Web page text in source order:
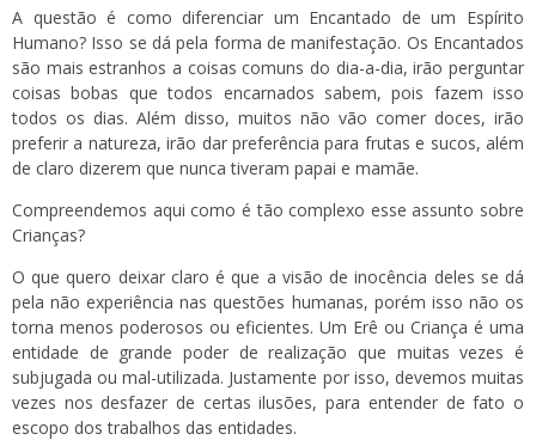
A questão é como diferenciar um Encantado de um Espírito
Humano? Isso se dá pela forma de manifestação. Os Encantados
são mais estranhos a coisas comuns do dia-a-dia, irão perguntar
coisas bobas que todos encarnados sabem, pois fazem isso
todos os dias. Além disso, muitos não vão comer doces, irão
preferir a natureza, irão dar preferência para frutas e sucos, além
de claro dizerem que nunca tiveram papai e mamãe.
Compreendemos aqui como é tão complexo esse assunto sobre
Crianças?
O que quero deixar claro é que a visão de inocência deles se dá
pela não experiência nas questões humanas, porém isso não os
torna menos poderosos ou eficientes. Um Erê ou Criança é uma
entidade de grande poder de realização que muitas vezes é
subjugada ou mal-utilizada. Justamente por isso, devemos muitas
vezes nos desfazer de certas ilusões, para entender de fato o
escopo dos trabalhos das entidades.